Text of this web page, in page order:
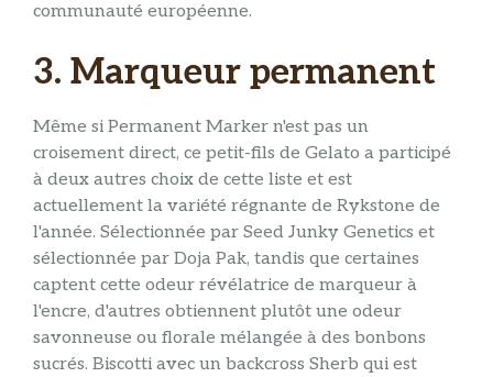
communauté européenne.
3. Marqueur permanent
Même si Permanent Marker n'est pas un
croisement direct, ce petit-fils de Gelato a participé
à deux autres choix de cette liste et est
actuellement la variété régnante de Rykstone de
l'année. Sélectionnée par Seed Junky Genetics et
sélectionnée par Doja Pak, tandis que certaines
captent cette odeur révélatrice de marqueur à
l'encre, d'autres obtiennent plutôt une odeur
savonneuse ou florale mélangée à des bonbons
sucrés. Biscotti avec un backcross Sherb qui est